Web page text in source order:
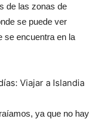
de las zonas de
se puede ver
se encuentra en la
ya que no hay